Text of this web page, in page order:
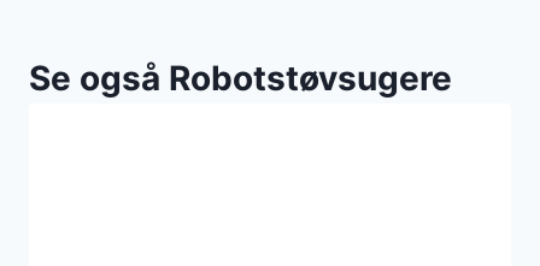
Se også Robotstøvsugere